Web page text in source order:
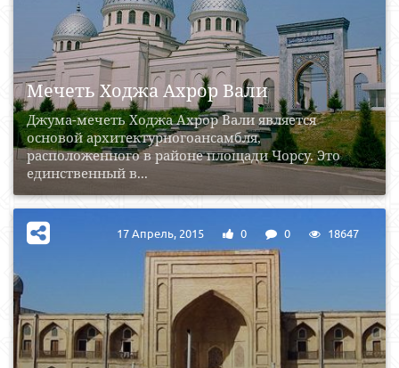
Мечеть Ходжа Ахрор Вали
Джума-мечеть Ходжа Ахрор Вали является
основой архитектурногоансамбля,
расположенного в районе площади Чорсу. Это
единственный в...
17 Апрель, 2015 0 0 18647